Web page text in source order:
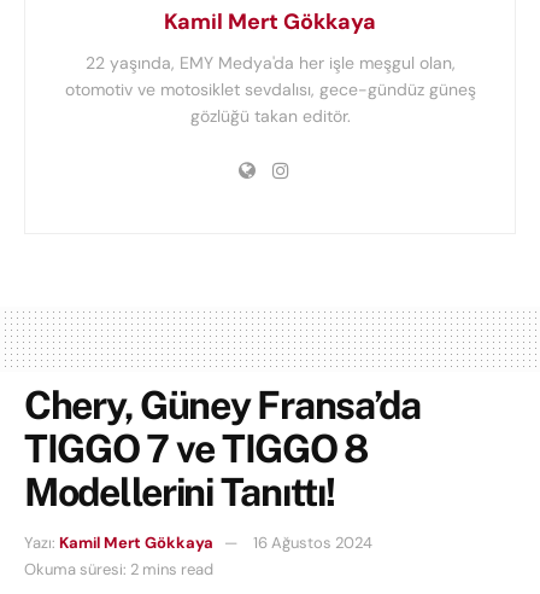
Kamil Mert Gökkaya
22 yaşında, EMY Medya'da her işle meşgul olan,
otomotiv ve motosiklet sevdalısı, gece-gündüz güneş
gözlüğü takan editör.
Chery, Güney Fransa’da
TIGGO 7 ve TIGGO 8
Modellerini Tanıttı!
Yazı: Kamil Mert Gökkaya
16 Ağustos 2024
Okuma süresi: 2 mins read